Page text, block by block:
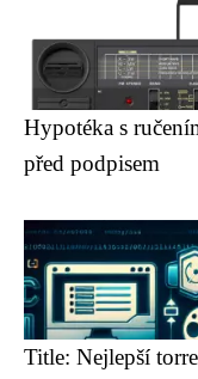
Hypotéka s
před podpisem
Title: Nejlepší